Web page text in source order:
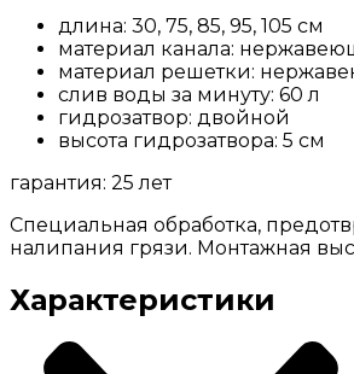
длина: 30, 75, 85, 95, 105 см
материал канала:
материал решетки:
слив воды за минуту: 60 л
гидрозатвор: двойной
высота гидрозатвора: 5 см
гарантия: 25 лет
Специальная обработка,
налипания грязи. Монтажная
Характеристики